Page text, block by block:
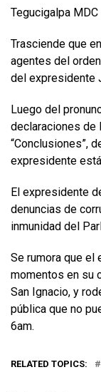
Tegucigalpa MDC
Trasciende que
agentes del
del expresidente
Luego del
declaraciones de
“Conclusiones”,
expresidente
El expresidente
denuncias de
inmunidad del
Se rumora que el
momentos en su
San Ignacio, y
pública que no
6am.
RELATED TOPICS: